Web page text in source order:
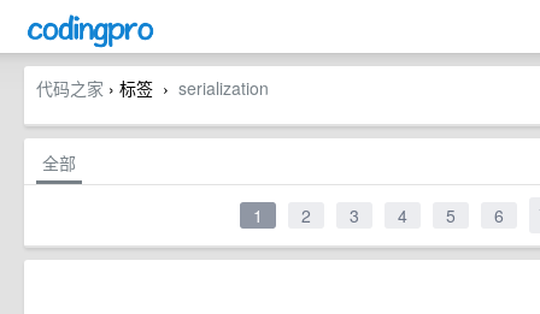
代码之家 › 标签 › serialization
全部
1 2 3 4 5 6